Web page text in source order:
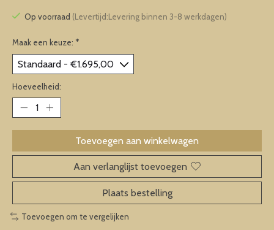
Op voorraad (Levertijd:Levering binnen 3-8 werkdagen)
Maak een keuze: *
Hoeveelheid:
Toevoegen aan winkelwagen
Aan verlanglijst toevoegen
Plaats bestelling
Toevoegen om te vergelijken